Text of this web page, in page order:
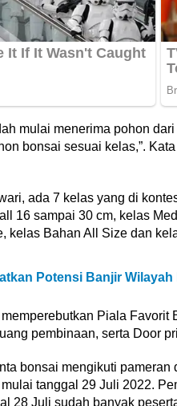
mulai menerima pohon
bonsai sesuai kelas,”.
ada 7 kelas yang di
16 sampai 30 cm, kelas
kelas Bahan All Size dan
Potensi Banjir
Piala
pembinaan, serta Door
bonsai mengikuti
tanggal 29 Juli 2022.
28 Juli sudah banyak